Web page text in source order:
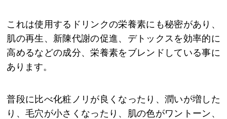
これは使用するドリンクの栄養素にも秘密があり、
肌の再生、新陳代謝の促進、デトックスを効率的に
高めるなどの成分、栄養素をブレンドしている事に
あります。
普段に比べ化粧ノリが良くなったり、潤いが増した
り、毛穴が小さくなったり、肌の色がワントーン、